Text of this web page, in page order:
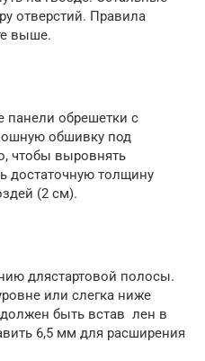
отверстий. Правила
выше.
панели обрешетки с
обшивку под
чтобы выровнять
достаточную толщину
(2 см).
длястартовой полосы.
или слегка ниже
быть встав лен в
6,5 мм для расширения